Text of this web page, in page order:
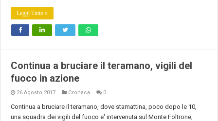
Leggi Tutto »
Continua a bruciare il teramano, vigili del
fuoco in azione
26 Agosto 2017 Cronaca 0
Continua a bruciare il teramano, dove stamattina, poco dopo le 10,
una squadra dei vigili del fuoco e' intervenuta sul Monte Foltrone,